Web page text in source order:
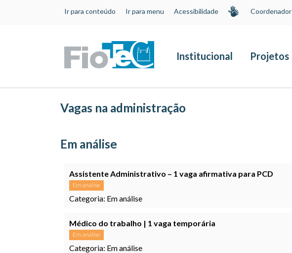
Ir para conteúdo Ir para menu Acessibilidade Coordenador
Institucional Projetos
Vagas na administração
Em análise
Assistente Administrativo – 1 vaga afirmativa para PCD
Em análise
Categoria: Em análise
Médico do trabalho | 1 vaga temporária
Em análise
Categoria: Em análise